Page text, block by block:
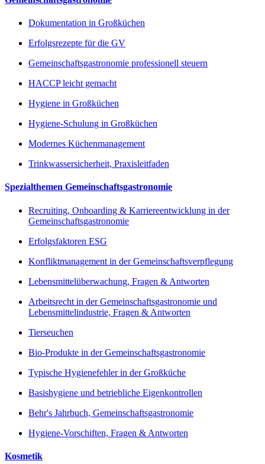
Dokumentation in Großküchen
Erfolgsrezepte für die GV
Gemeinschaftsgastronomie professionell steuern
HACCP leicht gemacht
Hygiene in Großküchen
Hygiene-Schulung in Großküchen
Modernes Küchenmanagement
Trinkwassersicherheit, Praxisleitfaden
Spezialthemen Gemeinschaftsgastronomie
Recruiting, Onboarding & Karriereentwicklung in der
Gemeinschaftsgastronomie
Erfolgsfaktoren ESG
Konfliktmanagement in der Gemeinschaftsverpflegung
Lebensmittelüberwachung, Fragen & Antworten
Arbeitsrecht in der Gemeinschaftsgastronomie und
Lebensmittelindustrie, Fragen & Antworten
Tierseuchen
Bio-Produkte in der Gemeinschaftsgastronomie
Typische Hygienefehler in der Großküche
Basishygiene und betriebliche Eigenkontrollen
Behr's Jahrbuch, Gemeinschaftsgastronomie
Hygiene-Vorschiften, Fragen & Antworten
Kosmetik